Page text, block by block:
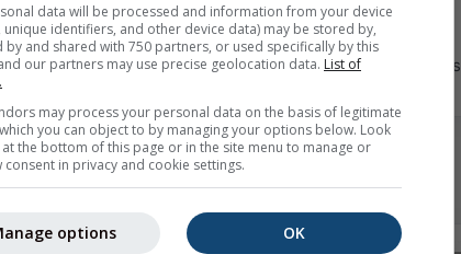
6.53°E offre toutes les informations météorologiques
data will be processed and information from your device
unique identifiers, and other device data) may be stored by,
by and shared with 750 partners, or used specifically by this
our partners may use precise geolocation data. List of
may process your personal data on the basis of legitimate
you can object to by managing your options below. Look
the bottom of this page or in the site menu to manage or
consent in privacy and cookie settings.
OK
options